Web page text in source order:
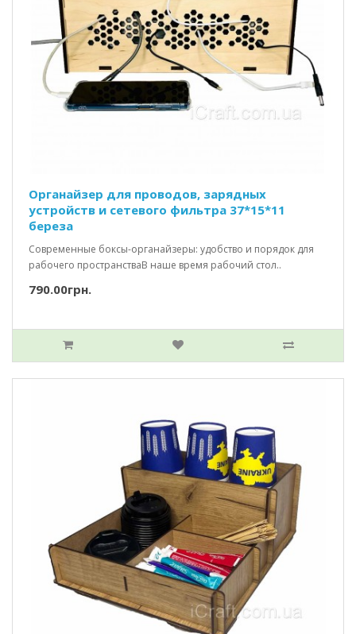
Органайзер для проводов, зарядных
устройств и сетевого фильтра 37*15*11
береза
Современные боксы-органайзеры: удобство и порядок для
рабочего пространстваВ наше время рабочий стол..
790.00грн.